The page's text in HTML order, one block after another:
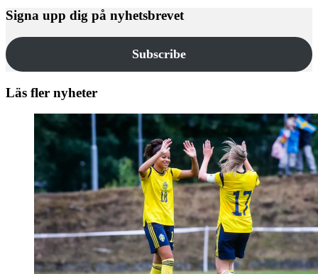
Signa upp dig på nyhetsbrevet
Subscribe
Läs fler nyheter